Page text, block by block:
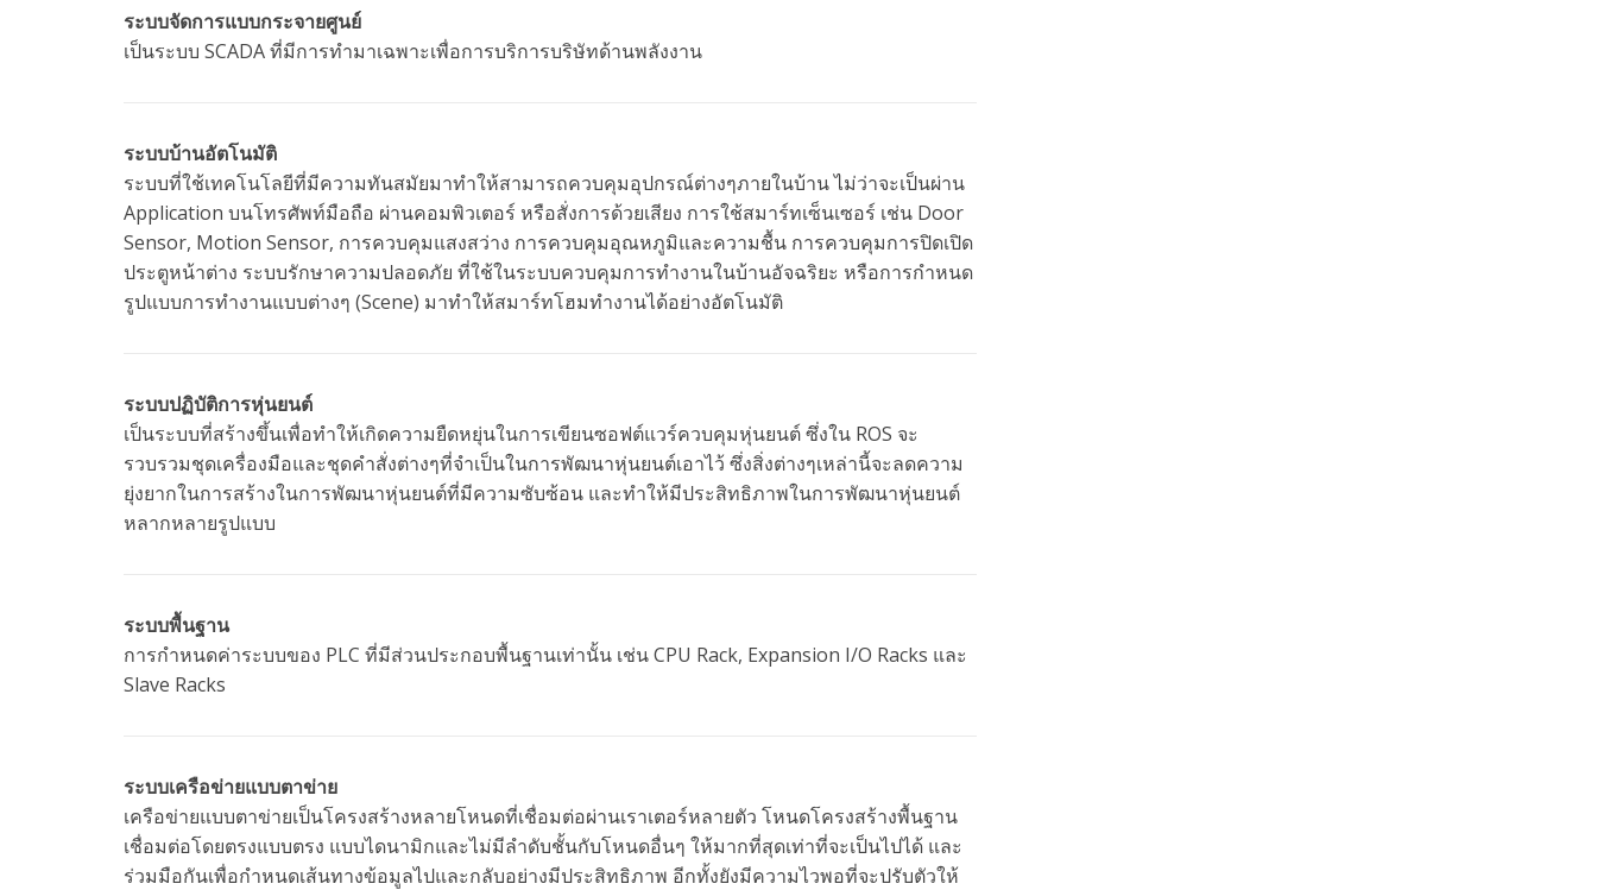
ระบบจัดการแบบกระจายศูนย์
เป็นระบบ SCADA ที่มีการทำมาเฉพาะเพื่อการบริการบริษัทด้านพลังงาน
ระบบบ้านอัตโนมัติ
ระบบที่ใช้เทคโนโลยีที่มีความทันสมัยมาทำให้สามารถควบคุมอุปกรณ์ต่างๆภายในบ้าน ไม่ว่าจะเป็นผ่าน
Application บนโทรศัพท์มือถือ ผ่านคอมพิวเตอร์ หรือสั่งการด้วยเสียง การใช้สมาร์ทเซ็นเซอร์ เช่น Door
Sensor, Motion Sensor, การควบคุมแสงสว่าง การควบคุมอุณหภูมิและความชื้น การควบคุมการปิดเปิด
ประตูหน้าต่าง ระบบรักษาความปลอดภัย ที่ใช้ในระบบควบคุมการทำงานในบ้านอัจฉริยะ หรือการกำหนด
รูปแบบการทำงานแบบต่างๆ (Scene) มาทำให้สมาร์ทโฮมทำงานได้อย่างอัตโนมัติ
ระบบปฏิบัติการหุ่นยนต์
เป็นระบบที่สร้างขึ้นเพื่อทำให้เกิดความยืดหยุ่นในการเขียนซอฟต์แวร์ควบคุมหุ่นยนต์ ซึ่งใน ROS จะ
รวบรวมชุดเครื่องมือและชุดคำสั่งต่างๆที่จำเป็นในการพัฒนาหุ่นยนต์เอาไว้ ซึ่งสิ่งต่างๆเหล่านี้จะลดความ
ยุ่งยากในการสร้างในการพัฒนาหุ่นยนต์ที่มีความซับซ้อน และทำให้มีประสิทธิภาพในการพัฒนาหุ่นยนต์
หลากหลายรูปแบบ
ระบบพื้นฐาน
การกำหนดค่าระบบของ PLC ที่มีส่วนประกอบพื้นฐานเท่านั้น เช่น CPU Rack, Expansion I/O Racks และ
Slave Racks
ระบบเครือข่ายแบบตาข่าย
เครือข่ายแบบตาข่ายเป็นโครงสร้างหลายโหนดที่เชื่อมต่อผ่านเราเตอร์หลายตัว โหนดโครงสร้างพื้นฐาน
เชื่อมต่อโดยตรงแบบตรง แบบไดนามิกและไม่มีลำดับชั้นกับโหนดอื่นๆ ให้มากที่สุดเท่าที่จะเป็นไปได้ และ
ร่วมมือกันเพื่อกำหนดเส้นทางข้อมูลไปและกลับอย่างมีประสิทธิภาพ อีกทั้งยังมีความไวพอที่จะปรับตัวให้